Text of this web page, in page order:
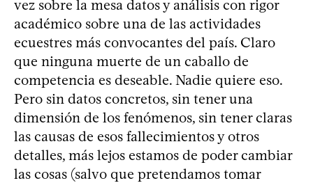
vez sobre la mesa datos y análisis con rigor
académico sobre una de las actividades
ecuestres más convocantes del país. Claro
que ninguna muerte de un caballo de
competencia es deseable. Nadie quiere eso.
Pero sin datos concretos, sin tener una
dimensión de los fenómenos, sin tener claras
las causas de esos fallecimientos y otros
detalles, más lejos estamos de poder cambiar
las cosas (salvo que pretendamos tomar